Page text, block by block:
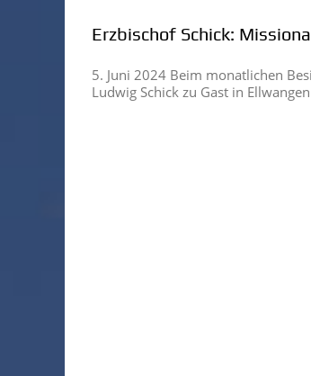
Erzbischof Schick:
5. Juni 2024 Beim monatlichen
Ludwig Schick zu Gast in